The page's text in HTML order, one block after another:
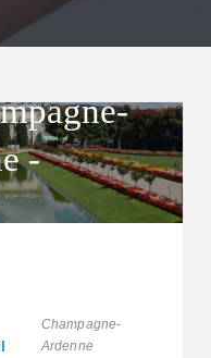
-
Champagne-
Ardenne